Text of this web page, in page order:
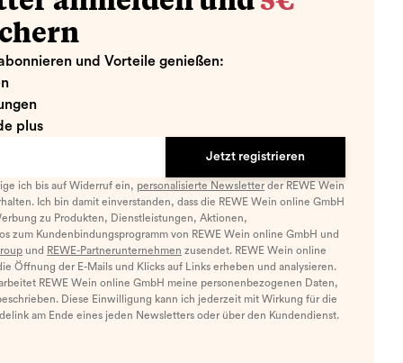
und Vorteile genießen:
plus
Jetzt registrieren
ich bis auf Widerruf ein, personalisierte Newsletterder REWE Wein
Ich bin damit einverstanden, dass die REWE Wein online GmbH
zu Produkten, Dienstleistungen, Aktionen,
zum Kundenbindungsprogramm von REWE Wein online GmbH und
und REWE-Partnerunternehmen zusendet. REWE Wein online
Öffnung der E-Mails und Klicks auf Links erheben und analysieren.
REWE Wein online GmbH meine personenbezogenen Daten,
Diese Einwilligung kann ich jederzeit mit Wirkung für die
am Ende eines jeden Newsletters oder über den Kundendienst.